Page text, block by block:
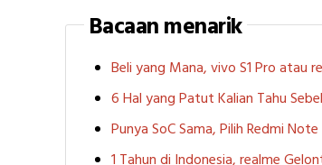
Bacaan menarik
Beli yang Mana, vivo S1 Pro atau
6 Hal yang Patut Kalian Tahu
Punya SoC Sama, Pilih Redmi
1 Tahun di Indonesia, realme